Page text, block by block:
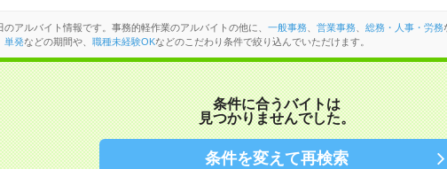
のアルバイト情報です。事務的軽作業のアルバイトの他に、 一般事務、 営業事務、 総務・人事・労務
単発などの期間や、 職種未経験OKなどのこだわり条件で絞り込んでいただけます。
条件に合うバイトは
見つかりませんでした。
条件を変えて再検索